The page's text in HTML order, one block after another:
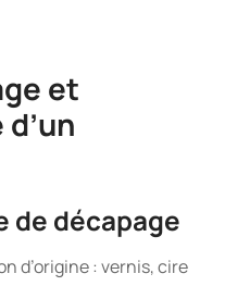
et
de décapage
d’origine : vernis, cire